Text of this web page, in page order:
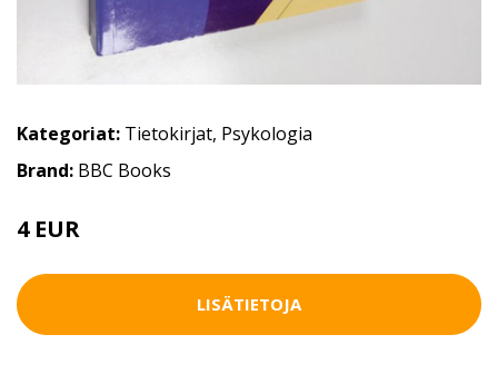
Kategoriat: Tietokirjat, Psykologia
Brand: BBC Books
4 EUR
LISÄTIETOJA